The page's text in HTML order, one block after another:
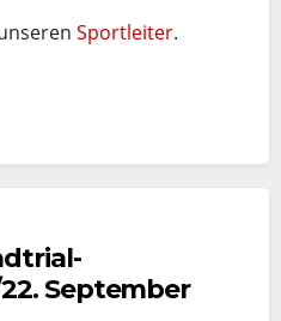
Sportleiter.
September